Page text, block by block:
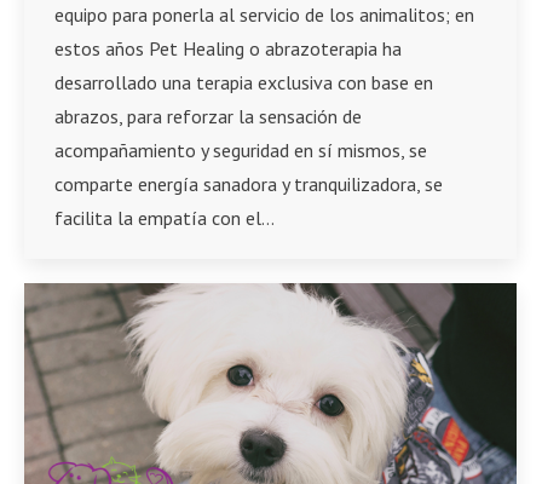
equipo para ponerla al servicio de los animalitos; en
estos años Pet Healing o abrazoterapia ha
desarrollado una terapia exclusiva con base en
abrazos, para reforzar la sensación de
acompañamiento y seguridad en sí mismos, se
comparte energía sanadora y tranquilizadora, se
facilita la empatía con el…